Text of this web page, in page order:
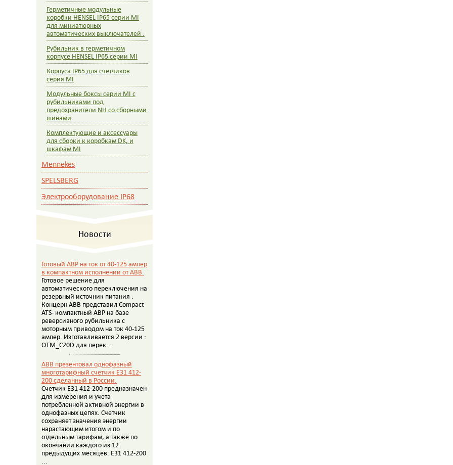
Герметичные модульные
коробки HENSEL IP65 серии MI
для миниатюрных
автоматических выключателей .
Рубильник в герметичном
корпусе HENSEL IP65 серии MI
Корпуса IP65 для счетчиков
серия MI
Модульные боксы серии MI c
рубильниками под
предохранители NH со сборными
шинами
Комплектующие и аксессуары
для сборки к коробкам DK, и
шкафам MI
Mennekes
SPELSBERG
Электрооборудование IP68
Новости
Готовый АВР на ток от 40-125 ампер
в компактном исполнении от АВВ.
Готовое решение для
автоматического переключения на
резервный источник питания .
Концерн АВВ представил Compact
ATS- компактный АВР на базе
реверсивного рубильника с
моторным приводом на ток 40-125
ампер. Изготавливается 2 версии :
OTM_C20D для перек...
ABB презентовал однофазный
многотарифный счетчик E31 412-
200 сделанный в России.
Счетчик E31 412-200 предназначен
для измерения и учета
потребленной активной энергии в
однофазных цепях. Счетчик
сохраняет значения энергии
нарастающим итогом и по
отдельным тарифам, а также по
окончании каждого из 12
предыдущих месяцев. E31 412-200
...